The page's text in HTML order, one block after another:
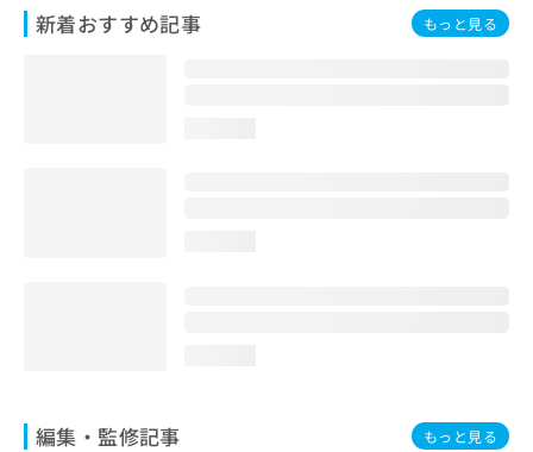
新着おすすめ記事 もっと見る
編集・監修記事 もっと見る
お
問